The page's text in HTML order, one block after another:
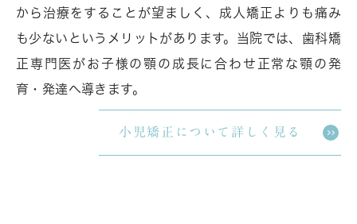
から治療をすることが望ましく、成人矯正よりも痛み
も少ないというメリットがあります。当院では、歯科矯
正専門医がお子様の顎の成長に合わせ正常な顎の発
育・発達へ導きます。
小児矯正について詳しく見る